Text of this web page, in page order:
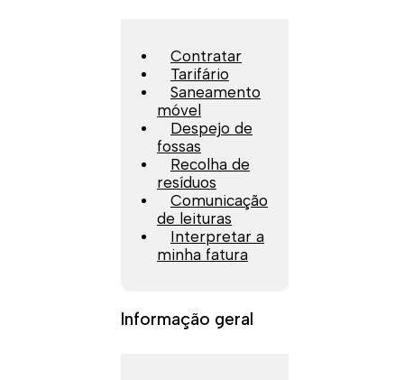
Contratar
Tarifário
Saneamento
móvel
Despejo de
fossas
Recolha de
resíduos
Comunicação
de leituras
Interpretar a
minha fatura
Informação geral